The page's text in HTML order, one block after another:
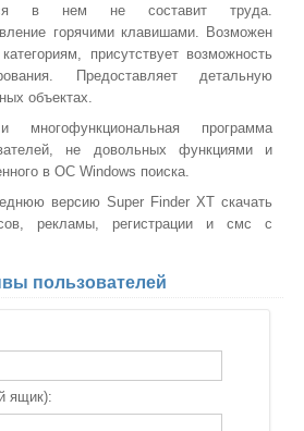
в нем не составит труда.
горячими клавишами. Возможен
присутствует возможность
Предоставляет детальную
объектах.
программа
не довольных функциями и
в ОС Windows поиска.
версию Super Finder XT скачать
рекламы, регистрации и смс с
пользователей
ящик):